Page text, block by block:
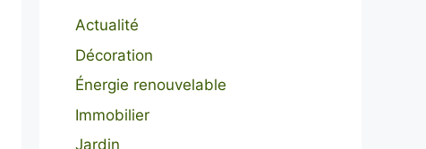
Actualité
Décoration
Énergie renouvelable
Immobilier
Jardin